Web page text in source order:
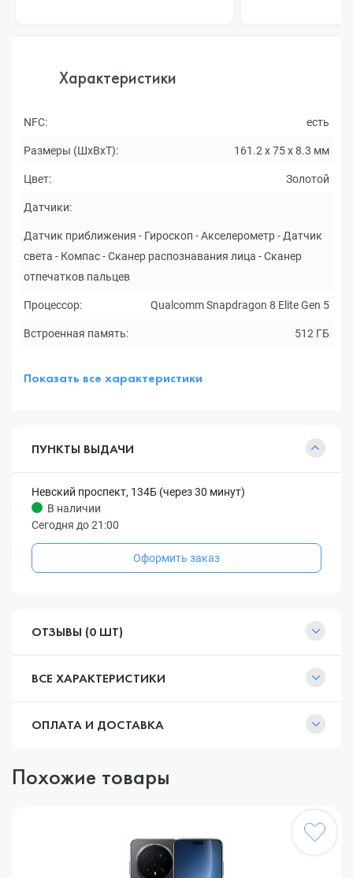
Характеристики
NFC: есть
Размеры (ШxВxТ): 161.2 x 75 x 8.3 мм
Цвет: Золотой
Датчики:
Датчик приближения - Гироскоп - Акселерометр - Датчик
света - Компас - Сканер распознавания лица - Сканер
отпечатков пальцев
Процессор: Qualcomm Snapdragon 8 Elite Gen 5
Встроенная память: 512 ГБ
Показать все характеристики
ПУНКТЫ ВЫДАЧИ
Невский проспект, 134Б (через 30 минут)
В наличии
Сегодня до 21:00
Оформить заказ
ОТЗЫВЫ (0 ШТ)
ВСЕ ХАРАКТЕРИСТИКИ
ОПЛАТА И ДОСТАВКА
Похожие товары